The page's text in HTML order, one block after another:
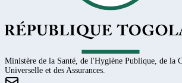
Ministère de la Santé, de l'Hygiène Publique, de la
Universelle et des Assurances.